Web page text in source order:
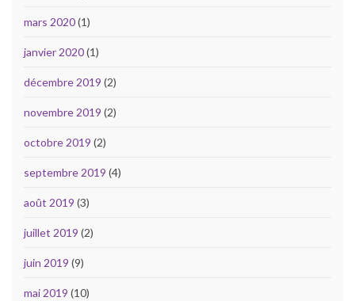
mars 2020(1)
janvier 2020(1)
décembre 2019 (2)
novembre 2019 (2)
octobre 2019 (2)
septembre 2019 (4)
août 2019 (3)
juillet 2019 (2)
juin 2019 (9)
mai 2019 (10)